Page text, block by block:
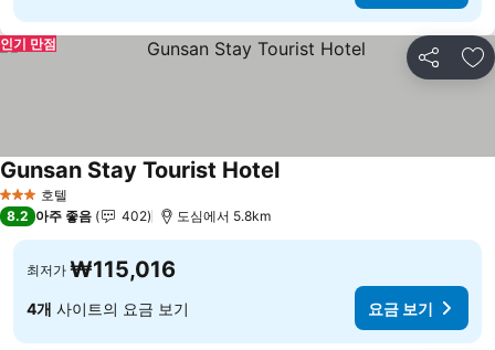
공유 즐
인기 만점
3 성급 호텔
Gunsan Stay Tourist Hotel요금 보기
8.2 아주 좋음 402 도심에서 5.8km
최저가 ₩115,016
4개 사이트의 요금 보기 요금 보기